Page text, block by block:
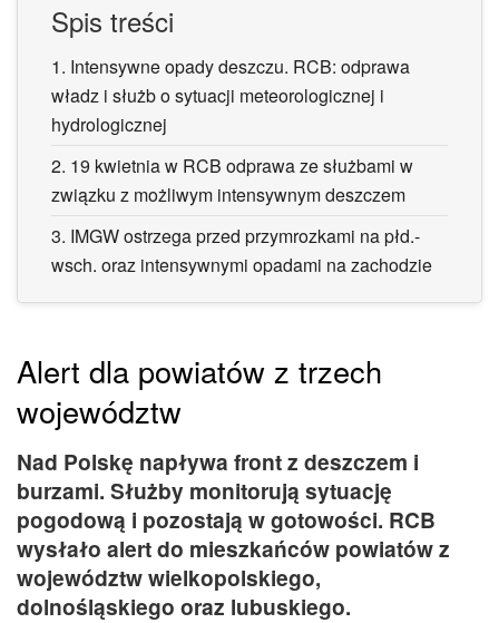
Spis treści
1. Intensywne opady deszczu. RCB: odprawa
władz i służb o sytuacji meteorologicznej i
hydrologicznej
2. 19 kwietnia w RCB odprawa ze służbami w
związku z możliwym intensywnym deszczem
3. IMGW ostrzega przed przymrozkami na płd.-
wsch. oraz intensywnymi opadami na zachodzie
Alert dla powiatów z trzech
województw
Nad Polskę napływa front z deszczem i
burzami. Służby monitorują sytuację
pogodową i pozostają w gotowości. RCB
wysłało alert do mieszkańców powiatów z
województw wielkopolskiego,
dolnośląskiego oraz lubuskiego.